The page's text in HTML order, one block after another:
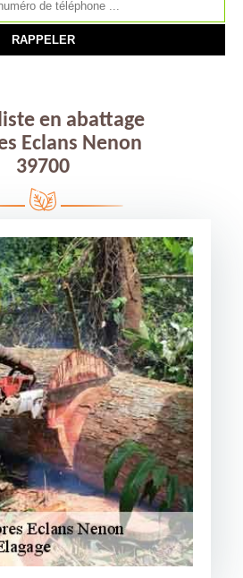
en abattage
Eclans Nenon
39700